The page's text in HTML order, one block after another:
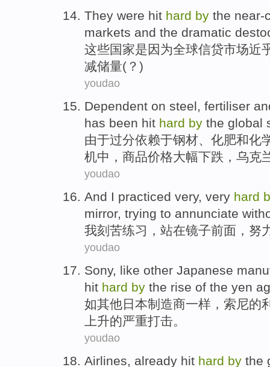
They were hit hard by the
markets and the dramatic
这些国家是因为全球信贷市场近
减储量(？)
youdao
Dependent on steel, fertiliser
has been hit hard by the global
由于过分依赖于钢材、 化肥和化
机中 ， 商品价格大幅下跌， 乌克
youdao
And I practiced very, very hard
mirror, trying to annunciate
我刻苦练习 ， 站在镜子前面 ， 努
youdao
Sony, like other Japanese
hit hard by the rise of the yen
如其他日本制造商一样 ， 索尼的
上升的严重打击。
youdao
Airlines already hit hard by the